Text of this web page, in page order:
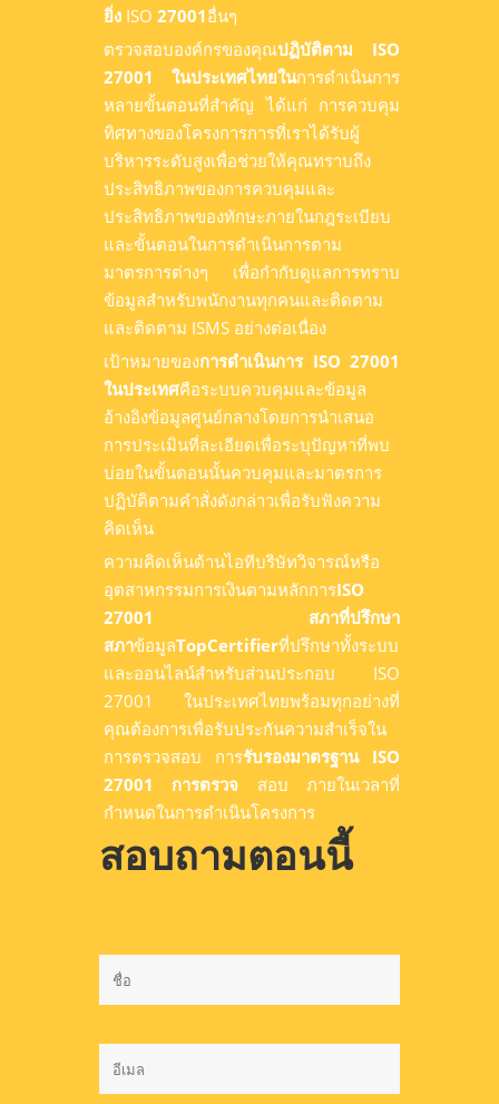
ยิ่ง ISO 27001อื่นๆ
ตรวจสอบองค์กรของคุณปฏิบัติตาม ISO
27001 ในประเทศไทยในการดำเนินการ
หลายขั้นตอนที่สำคัญ ได้แก่ การควบคุม
ทิศทางของโครงการการที่เราได้รับผู้
บริหารระดับสูงเพื่อช่วยให้คุณทราบถึง
ประสิทธิภาพของการควบคุมและ
ประสิทธิภาพของทักษะภายในกฎระเบียบ
และขั้นตอนในการดำเนินการตาม
มาตรการต่างๆ เพื่อกำกับดูแลการทราบ
ข้อมูลสำหรับพนักงานทุกคนและติดตาม
และติดตาม ISMS อย่างต่อเนื่อง
เป้าหมายของการดำเนินการ ISO 27001
ในประเทศคือระบบควบคุมและข้อมูล
อ้างอิงข้อมูลศูนย์กลางโดยการนำเสนอ
การประเมินที่ละเอียดเพื่อระบุปัญหาที่พบ
บ่อยในขั้นตอนนั้นควบคุมและมาตรการ
ปฏิบัติตามคำสั่งดังกล่าวเพื่อรับฟังความ
คิดเห็น
ความคิดเห็นด้านไอทีบริษัทวิจารณ์หรือ
อุตสาหกรรมการเงินตามหลักการISO
27001 สภาที่ปรึกษา
สภาข้อมูลTopCertifierที่ปรึกษาทั้งระบบ
และออนไลน์สำหรับส่วนประกอบ ISO
27001 ในประเทศไทยพร้อมทุกอย่างที่
คุณต้องการเพื่อรับประกันความสำเร็จใน
การตรวจสอบ การรับรองมาตรฐาน ISO
27001 การตรวจ สอบ ภายในเวลาที่
กำหนดในการดำเนินโครงการ
สอบถามตอนนี้